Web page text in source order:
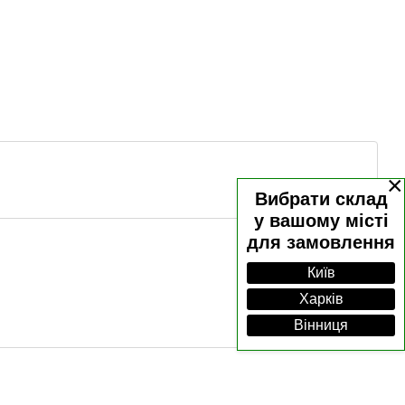
×
Вибрати склад
у вашому місті
для замовлення
Київ
Харків
Вінниця